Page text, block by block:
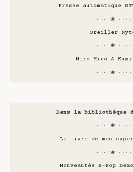
Presse automatique
···· ❀ ····
Oreiller
···· ❀ ····
Miro Miro & Kumi
···· ❀ ····
Dans la bibliothèque
···· ❀ ····
Le livre de mes
···· ❀ ····
Nouveautés K-Pop